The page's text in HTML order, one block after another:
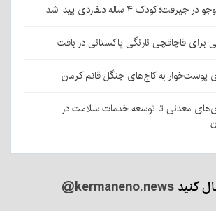
کودک ۴ ساله دلفاردی پیدا شد
به کاج‌های جنگل قائم کرمان
معدنی تا توسعه خدمات سلامت در
کنید@kermaneno.news